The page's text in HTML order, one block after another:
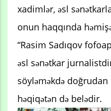
xadimlər, əsl
onun haqqında
“Rasim Sadıqov
əsl sənətkar
söyləməkdə doğrudan
həqiqətən də belədir.